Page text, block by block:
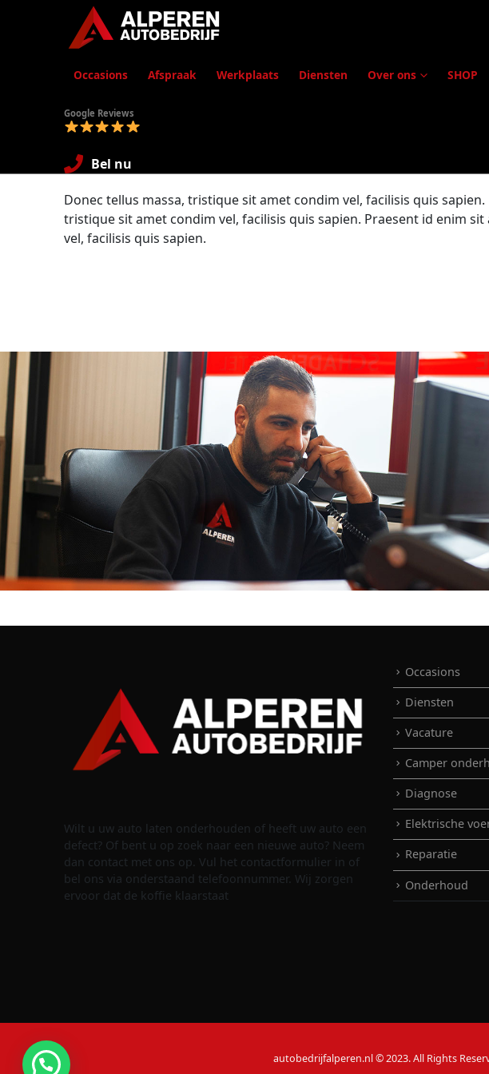
Occasions Afspraak Werkplaats Diensten Over ons SHOP
Google Reviews
Bel nu
Donec tellus massa, tristique sit amet condim vel, facilisis quis
tristique sit amet condim vel, facilisis quis sapien. Praesent id enim
vel, facilisis quis sapien.
Wilt u uw auto laten onderhouden of heeft uw auto een
defect? Of bent u op zoek naar een nieuwe auto? Neem
dan contact met ons op. Vul het contactformulier in of
bel ons via onderstaand telefoonnummer. Wij zorgen
ervoor dat de koffie klaarstaat
Occasions
Diensten
Vacature
Camper
Diagnose
Elektrische
Reparatie
Onderhoud
autobedrijfalperen.nl © 2023. All Rights